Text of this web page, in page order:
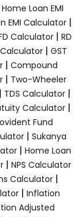
Home Loan EMI
EMI Calculator |
Calculator | RD
Calculator | GST
| Compound
| Two-Wheeler
TDS Calculator|
Calculator|
Fund
| Sukanya
| Home Loan
| NPS Calculator
Calculator |
| Inflation
Adjusted